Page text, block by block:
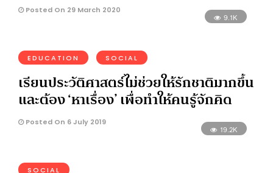
Posted On 29 March 2020
9.1K
EDUCATION SOCIAL
เรียนประวัติศาสตร์ไม่ช่วยให้รักชาติมากขึ้น
และต้อง ‘หาเรื่อง’ เพื่อทำให้คนรู้จักคิด
Posted On 6 July 2019
19.2K
SOCIAL